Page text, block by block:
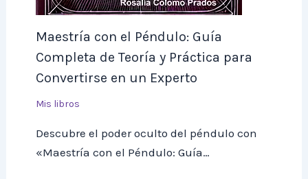
Maestría con el Péndulo: Guía
Completa de Teoría y Práctica para
Convertirse en un Experto
Mis libros
Descubre el poder oculto del péndulo con
«Maestría con el Péndulo: Guía…